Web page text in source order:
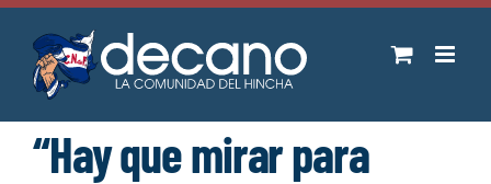
Saltar
contenido
“Hay que mirar para